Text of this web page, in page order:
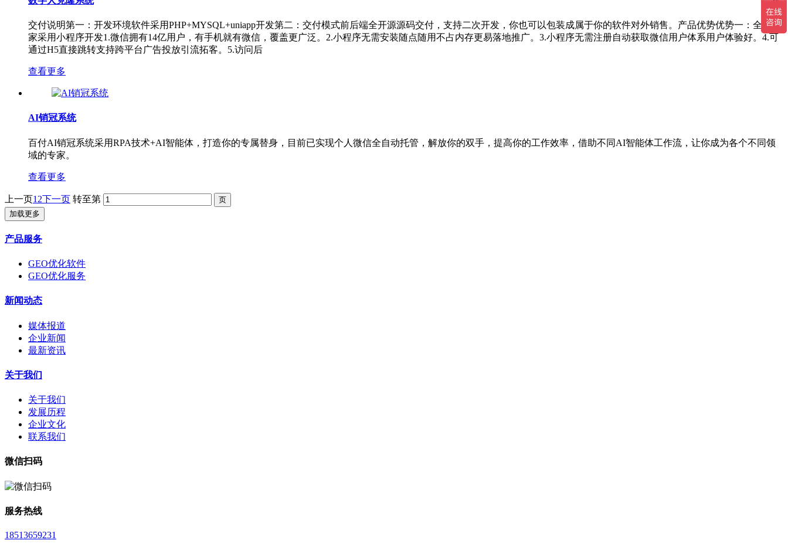
交付说明第一：开发环境软件采用PHP+MYSQL+uniapp开发第二：交付模式前后端全开源源码交付，支持二次开发，你也可以包装成属于你的软件对外销售。产品优势优势一：全网独
家采用小程序开发1.微信拥有14亿用户，有手机就有微信，覆盖更广泛。2.小程序无需安装随点随用不占内存更易落地推广。3.小程序无需注册自动获取微信用户体系用户体验好。4.可
通过H5直接跳转支持跨平台广告投放引流拓客。5.访问后
查看更多
AI销冠系统
百付AI销冠系统采用RPA技术+AI智能体，打造你的专属替身，目前已实现个人微信全自动托管，解放你的双手，提高你的工作效率，借助不同AI智能体工作流，让你成为各个不同领
域的专家。
查看更多
上一页1 2下一页 转至第
加载更多
产品服务
GEO优化软件
GEO优化服务
新闻动态
媒体报道
企业新闻
最新资讯
关于我们
关于我们
发展历程
企业文化
联系我们
微信扫码
服务热线
18513659231